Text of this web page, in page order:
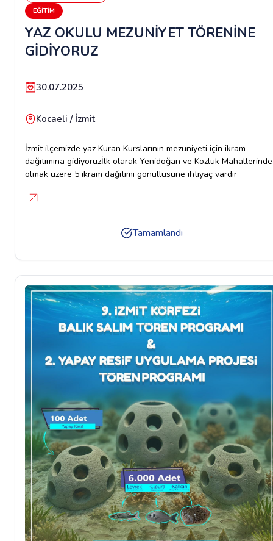
EĞITIM
YAZ OKULU MEZUNİYET TÖRENİNE
GİDİYORUZ
30.07.2025
Kocaeli / İzmit
İzmit ilçemizde yaz Kuran Kurslarının mezuniyeti için ikram
dağıtımına gidiyoruzİlk olarak Yenidoğan ve Kozluk Mahallerinde
olmak üzere 5 ikram dağıtımı gönüllüsüne ihtiyaç vardır
Tamamlandı